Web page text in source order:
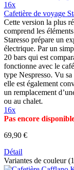
16x
Cafetière de voyage
Cette version la plus
comprend les
Staresso prépare un
électrique. Par un
20 bars qui est
fonctionne avec le
type Nespresso. Vu
elle est également
un remplacement
ou au chalet.
16x
Pas encore
69,90 €
Détail
Variantes de couleur